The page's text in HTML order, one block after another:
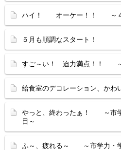
ハイ！ オーケー！！ ～４
５月も順調なスタート！
すご～い！ 迫力満点！！ ～
給食室のデコレーション、かわ
やっと、終わったぁ！ ～市
目～
ふ～、疲れる～ ～市学力・